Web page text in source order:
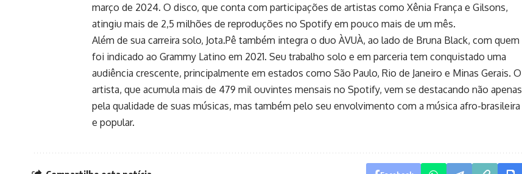
março de 2024. O disco, que conta com participações de artistas como Xênia França e Gilsons,
atingiu mais de 2,5 milhões de reproduções no Spotify em pouco mais de um mês.
Além de sua carreira solo, Jota.Pê também integra o duo ÀVUÀ, ao lado de Bruna Black, com quem
foi indicado ao Grammy Latino em 2021. Seu trabalho solo e em parceria tem conquistado uma
audiência crescente, principalmente em estados como São Paulo, Rio de Janeiro e Minas Gerais. O
artista, que acumula mais de 479 mil ouvintes mensais no Spotify, vem se destacando não apenas
pela qualidade de suas músicas, mas também pelo seu envolvimento com a música afro-brasileira
e popular.